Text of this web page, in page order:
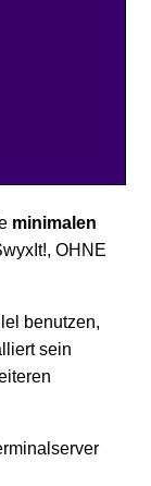
minimalen
OHNE
benutzen,
sein